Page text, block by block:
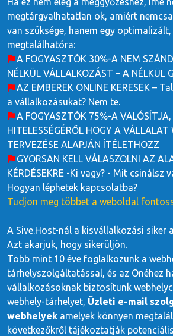
megtárgyalhatatlan ok, amiért
van szüksége, hanem egy
megtalálhatóra:
A FOGYASZTÓK 30%-A NEM
NÉLKÜL VÁLLALKOZÁST – A NÉLKÜL
AZ EMBEREK ONLINE KERESEK –
a vállalkozásukat? Nem te.
A FOGYASZTÓK 75%-A
HITELESSÉGÉRŐL HOGY A VÁLLALAT
TERVEZÉSE ALAPJÁN ÍTÉLETHOZZ
GYORSAN KELL VÁLASZOLNI AZ
KÉRDÉSEKRE -Ki vagy? - Mit csinálsz
Hogyan léphetek kapcsolatba?
Tudjon meg többet a weboldal
A Sive.Host-nál a kisvállalkozási siker
Azt akarjuk, hogy sikerüljön.
Több mint 10 éve foglalkozunk a
tárhelyszolgáltatással, és az Önéhez
vállalkozásoknak biztosítunk
webhely-tárhelyet, Üzleti e-mail
webhelyek amelyek könnyen
következőkről tájékoztatják